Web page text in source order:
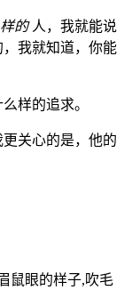
的 人，我就能说
我就知道，你能
样的追求。
更关心的是，他的
鼠眼的样子,吹毛